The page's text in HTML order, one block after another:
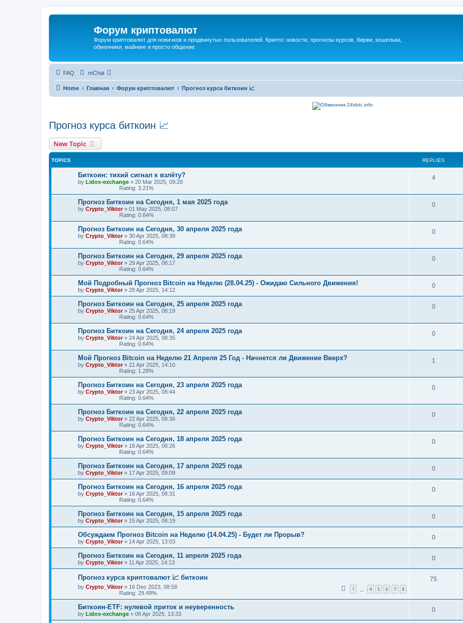
Форум криптовалют
Форум криптовалют для новичков и продвинутых пользователей. Крипто: новости, прогнозы курсов, биржи, кошельки,
обменники, майнинг и просто общение.
FAQ mChat
Home Главная Форум криптовалют Прогноз курса биткоин 📈
Прогноз курса биткоин 📈
New Topic
TOPICS REPLIES
Биткоин: тихий сигнал к взлёту?
by Lidos-exchange » 20 Mar 2025, 09:20
Rating: 3.21%
4
Прогноз Биткоин на Сегодня, 1 мая 2025 года
by Crypto_Viktor» 01 May 2025, 08:07
Rating: 0.64%
0
Прогноз Биткоин на Сегодня, 30 апреля 2025 года
by Crypto_Viktor» 30 Apr 2025, 08:39
Rating: 0.64%
0
Прогноз Биткоин на Сегодня, 29 апреля 2025 года
by Crypto_Viktor» 29 Apr 2025, 08:17
Rating: 0.64%
0
Мой Подробный Прогноз Bitcoin на Неделю (28.04.25) - Ожидаю Сильного Движения!
by Crypto_Viktor» 28 Apr 2025, 14:12
0
Прогноз Биткоин на Сегодня, 25 апреля 2025 года
by Crypto_Viktor» 25 Apr 2025, 08:19
Rating: 0.64%
0
Прогноз Биткоин на Сегодня, 24 апреля 2025 года
by Crypto_Viktor» 24 Apr 2025, 08:35
Rating: 0.64%
0
Мой Прогноз Bitcoin на Неделю 21 Апреля 25 Год - Начнется ли Движение Вверх?
by Crypto_Viktor» 21 Apr 2025, 14:10
Rating: 1.28%
1
Прогноз Биткоин на Сегодня, 23 апреля 2025 года
by Crypto_Viktor» 23 Apr 2025, 08:44
Rating: 0.64%
0
Прогноз Биткоин на Сегодня, 22 апреля 2025 года
by Crypto_Viktor» 22 Apr 2025, 08:36
Rating: 0.64%
0
Прогноз Биткоин на Сегодня, 18 апреля 2025 года
by Crypto_Viktor» 18 Apr 2025, 08:26
Rating: 0.64%
0
Прогноз Биткоин на Сегодня, 17 апреля 2025 года
by Crypto_Viktor» 17 Apr 2025, 09:09
0
Прогноз Биткоин на Сегодня, 16 апреля 2025 года
by Crypto_Viktor» 16 Apr 2025, 08:31
Rating: 0.64%
0
Прогноз Биткоин на Сегодня, 15 апреля 2025 года
by Crypto_Viktor» 15 Apr 2025, 08:19
0
Обсуждаем Прогноз Bitcoin на Неделю (14.04.25) - Будет ли Прорыв?
by Crypto_Viktor» 14 Apr 2025, 13:03
0
Прогноз Биткоин на Сегодня, 11 апреля 2025 года
by Crypto_Viktor» 11 Apr 2025, 14:13
0
Прогноз курса криптовалют 📈 биткоин
by Crypto_Viktor» 16 Dec 2023, 08:58 1 4 5 6 7 8
Rating: 29.49%
75
Биткоин-ETF: нулевой приток и неуверенность
by Lidos-exchange » 08 Apr 2025, 13:33
0